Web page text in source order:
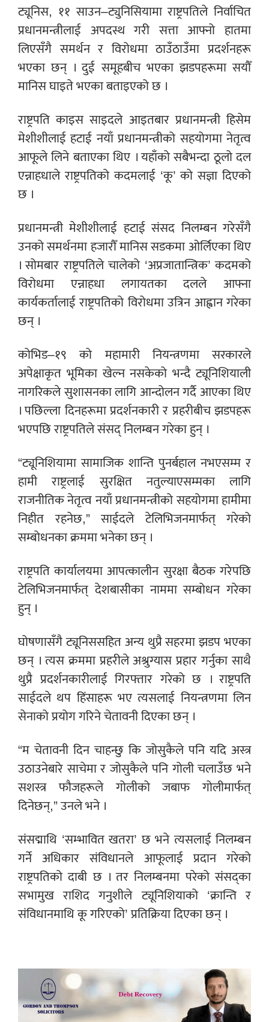
ट्यूनिस, ११ साउन–ट्युनिसियामा राष्ट्रपतिले निर्वाचित
प्रधानमन्त्रीलाई अपदस्थ गरी सत्ता आफ्नो हातमा
लिएसँगै समर्थन र विरोधमा ठाउँठाउँमा प्रदर्शनहरू
भएका छन् । दुई समूहबीच भएका झडपहरूमा सयौँ
मानिस घाइते भएका बताइएको छ ।
राष्ट्रपति काइस साइदले आइतबार प्रधानमन्त्री हिसेम
मेशीशीलाई हटाई नयाँ प्रधानमन्त्रीको सहयोगमा नेतृत्व
आफूले लिने बताएका थिए । यहाँको सबैभन्दा ठूलो दल
एन्नाहधाले राष्ट्रपतिको कदमलाई ‘कू’ को सज्ञा दिएको
छ ।
प्रधानमन्त्री मेशीशीलाई हटाई संसद निलम्बन गरेसँगै
उनको समर्थनमा हजारौँ मानिस सडकमा ओर्लिएका थिए
। सोमबार राष्ट्रपतिले चालेको ‘अप्रजातान्त्रिक’ कदमको
विरोधमा एन्नाहधा लगायतका दलले आफ्ना
कार्यकर्तालाई राष्ट्रपतिको विरोधमा उत्रिन आह्वान गरेका
छन् ।
कोभिड–१९ को महामारी नियन्त्रणमा सरकारले
अपेक्षाकृत भूमिका खेल्न नसकेको भन्दै ट्यूनिशियाली
नागरिकले सुशासनका लागि आन्दोलन गर्दै आएका थिए
। पछिल्ला दिनहरूमा प्रदर्शनकारी र प्रहरीबीच झडपहरू
भएपछि राष्ट्रपतिले संसद् निलम्बन गरेका हुन् ।
“ट्यूनिशियामा सामाजिक शान्ति पुनर्बहाल नभएसम्म र
हामी राष्ट्रलाई सुरक्षित नतुल्याएसम्मका लागि
राजनीतिक नेतृत्व नयाँ प्रधानमन्त्रीको सहयोगमा हामीमा
निहीत रहनेछ,” साईदले टेलिभिजनमार्फत् गरेको
सम्बोधनका क्रममा भनेका छन् ।
राष्ट्रपति कार्यालयमा आपत्कालीन सुरक्षा बैठक गरेपछि
टेलिभिजनमार्फत् देशबासीका नाममा सम्बोधन गरेका
हुन् ।
घोषणासँगै ट्यूनिससहित अन्य थुप्रै सहरमा झडप भएका
छन् । त्यस क्रममा प्रहरीले अश्रुग्यास प्रहार गर्नुका साथै
थुप्रै प्रदर्शनकारीलाई गिरफ्तार गरेको छ । राष्ट्रपति
साईदले थप हिंसाहरू भए त्यसलाई नियन्त्रणमा लिन
सेनाको प्रयोग गरिने चेतावनी दिएका छन् ।
“म चेतावनी दिन चाहन्छु कि जोसुकैले पनि यदि अस्त्र
उठाउनेबारे साचेमा र जोसुकैले पनि गोली चलाउँछ भने
सशस्त्र फौजहरूले गोलीको जबाफ गोलीमार्फत्
दिनेछन्,” उनले भने ।
संसद्माथि ‘सम्भावित खतरा’ छ भने त्यसलाई निलम्बन
गर्ने अधिकार संविधानले आफूलाई प्रदान गरेको
राष्ट्रपतिको दाबी छ । तर निलम्बनमा परेको संसद्का
सभामुख राशिद गनुशीले ट्यूनिशियाको ‘क्रान्ति र
संविधानमाथि कू गरिएको’ प्रतिक्रिया दिएका छन् ।